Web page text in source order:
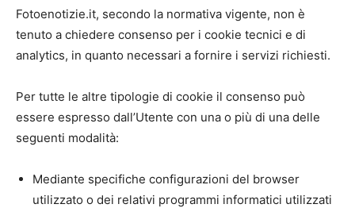
Fotoenotizie.it, secondo la normativa vigente, non è
tenuto a chiedere consenso per i cookie tecnici e di
analytics, in quanto necessari a fornire i servizi richiesti.
Per tutte le altre tipologie di cookie il consenso può
essere espresso dall’Utente con una o più di una delle
seguenti modalità:
Mediante specifiche configurazioni del browser
utilizzato o dei relativi programmi informatici utilizzati